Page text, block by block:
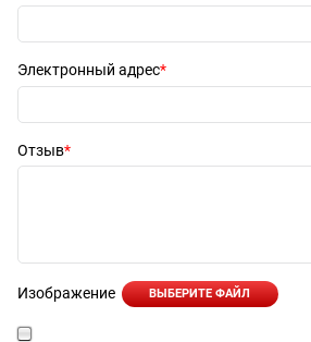
Электронный адрес
Отзыв
Изображение ВЫБЕРИТЕ ФАЙЛ